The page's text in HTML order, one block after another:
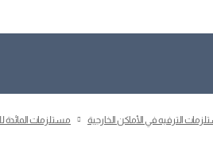
الترفيه في الأماكن الخارجية مستلزمات المائدة